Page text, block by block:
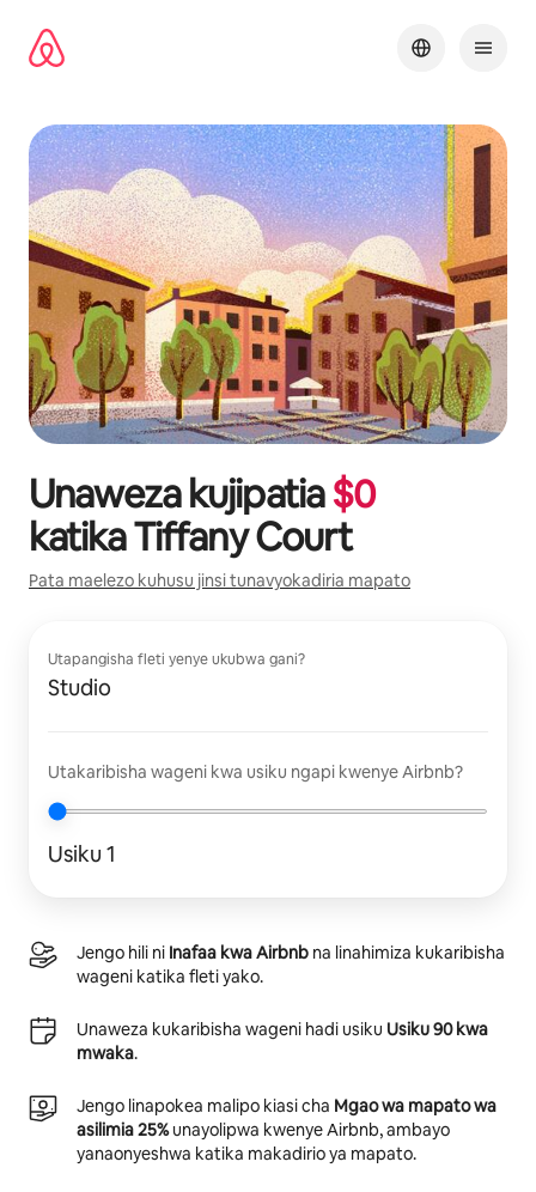
kwenda
kwenye
Unaweza kujipatia$0
katikaTiffany Court
Pata maelezo kuhusu jinsi tunavyokadiria mapato
Utapangisha fleti yenye ukubwa gani?
Studio
Utakaribisha wageni kwa usiku ngapi kwenye Airbnb?
Usiku 1
Jengo hili ni Inafaa kwa Airbnb na linahimiza kukaribisha
wageni katika fleti yako.
Unaweza kukaribisha wageni hadi usiku Usiku 90 kwa
mwaka.
Jengo linapokea malipo kiasi cha Mgao wa mapato wa
asilimia 25%unayolipwa kwenye Airbnb, ambayo
yanaonyeshwa katika makadirio ya mapato.